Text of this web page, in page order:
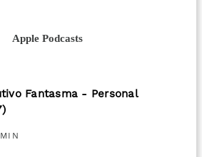
Apple Podcasts
Fantasma - Personal